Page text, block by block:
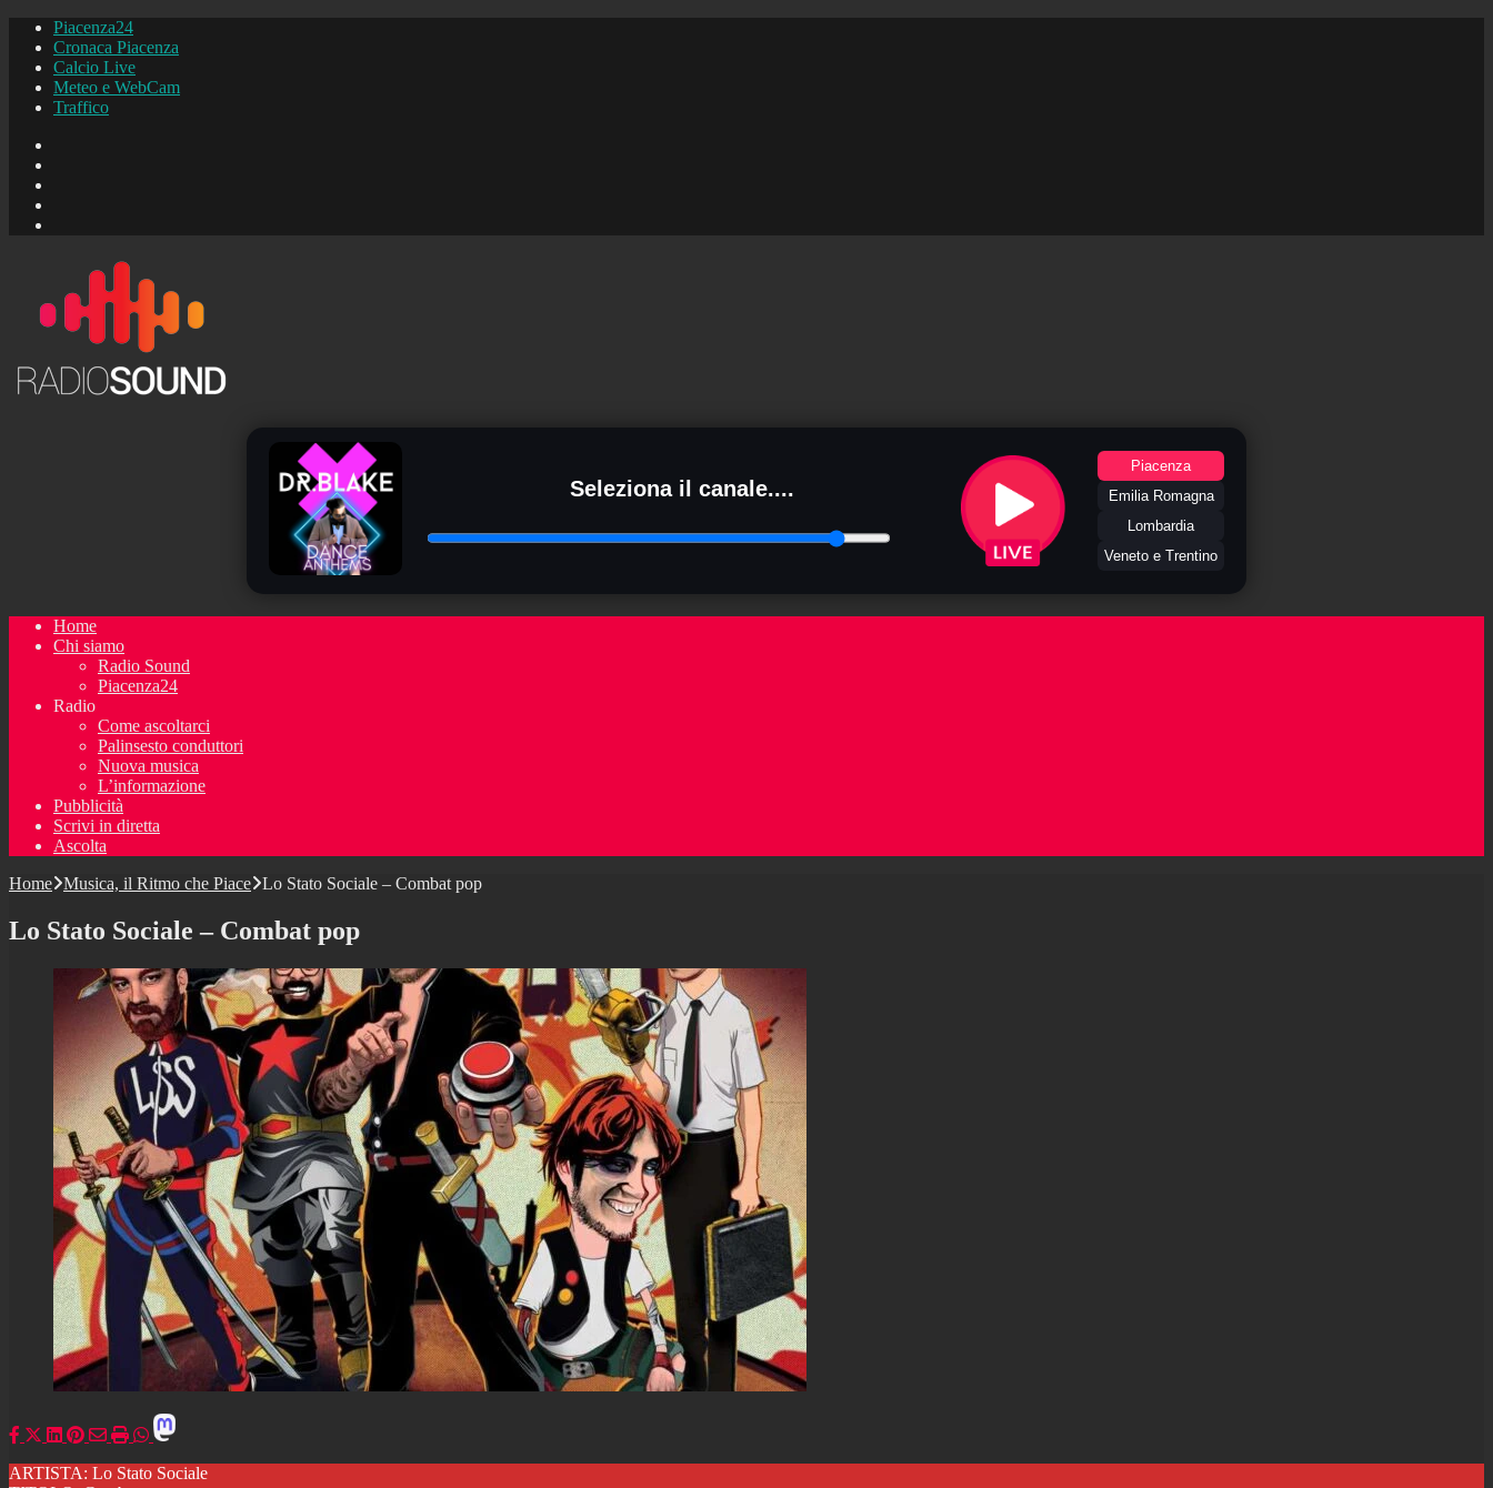
Piacenza24
Cronaca Piacenza
Calcio Live
Meteo e WebCam
Traffico
Seleziona il canale....
Piacenza
Emilia Romagna
Lombardia
Veneto e Trentino
Home
Chi siamo
Radio Sound
Piacenza24
Radio
Come ascoltarci
Palinsesto conduttori
Nuova musica
L’informazione
Pubblicità
Scrivi in diretta
Ascolta
Home Musica, il Ritmo che Piace Lo Stato Sociale – Combat pop
Lo Stato Sociale – Combat pop
ARTISTA: Lo Stato Sociale